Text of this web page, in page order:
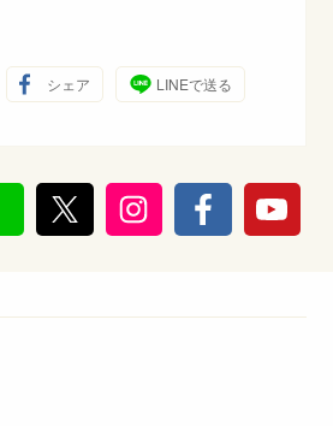
シェア LINEで送る